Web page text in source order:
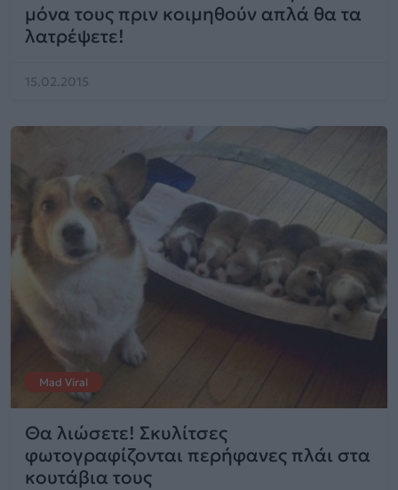
μόνα τους πριν κοιμηθούν απλά θα τα
λατρέψετε!
15.02.2015
Mad Viral
Θα λιώσετε! Σκυλίτσες
φωτογραφίζονται περήφανες πλάι στα
κουτάβια τους